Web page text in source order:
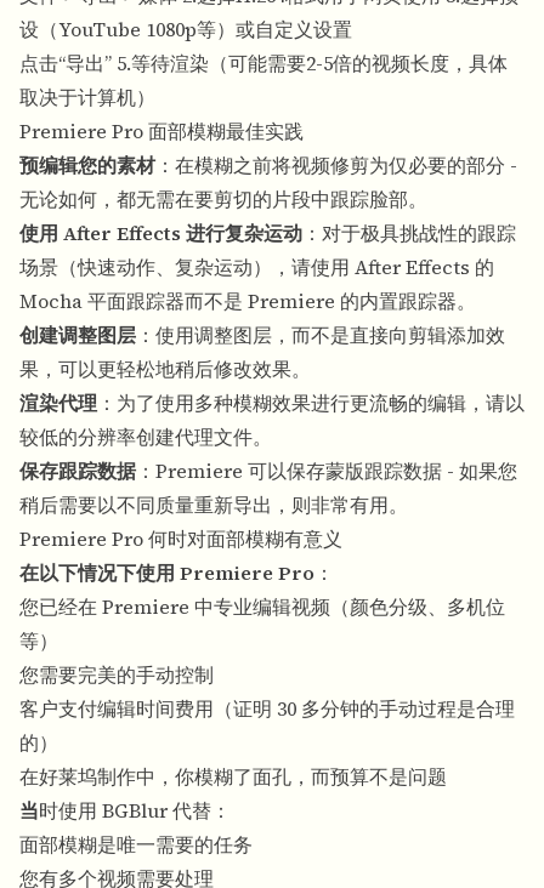
设（YouTube 1080p等）或自定义设置
点击“导出” 5.等待渲染（可能需要2-5倍的视频长度，具体
取决于计算机）
Premiere Pro 面部模糊最佳实践
预编辑您的素材：在模糊之前将视频修剪为仅必要的部分 -
无论如何，都无需在要剪切的片段中跟踪脸部。
使用 After Effects 进行复杂运动 ：对于极具挑战性的跟踪
场景（快速动作、复杂运动），请使用 After Effects 的
Mocha 平面跟踪器而不是 Premiere 的内置跟踪器。
创建调整图层 ：使用调整图层，而不是直接向剪辑添加效
果，可以更轻松地稍后修改效果。
渲染代理 ：为了使用多种模糊效果进行更流畅的编辑，请以
较低的分辨率创建代理文件。
保存跟踪数据：Premiere 可以保存蒙版跟踪数据 - 如果您
稍后需要以不同质量重新导出，则非常有用。
Premiere Pro 何时对面部模糊有意义
在以下情况下使用 Premiere Pro ：
您已经在 Premiere 中专业编辑视频（颜色分级、多机位
等）
您需要完美的手动控制
客户支付编辑时间费用（证明 30 多分钟的手动过程是合理
的）
在好莱坞制作中，你模糊了面孔，而预算不是问题
当时使用 BGBlur 代替：
面部模糊是唯一需要的任务
您有多个视频需要处理